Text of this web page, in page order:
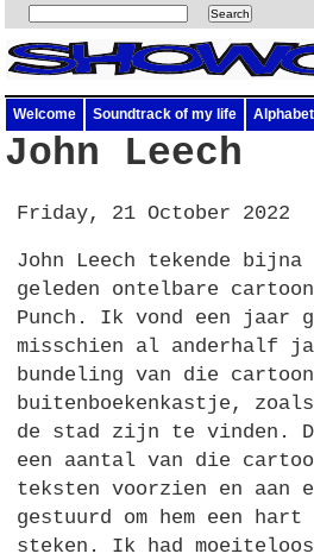
Welcome Soundtrack of my life
John Leech
Friday, 21 October 2022
John Leech tekende bijna
geleden ontelbare
Punch. Ik vond een jaar
misschien al anderhalf
bundeling van die
buitenboekenkastje,
de stad zijn te vinden.
een aantal van die
teksten voorzien en aan
gestuurd om hem een
steken. Ik had